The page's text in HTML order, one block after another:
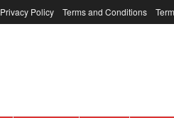
Privacy Policy Terms and Conditions